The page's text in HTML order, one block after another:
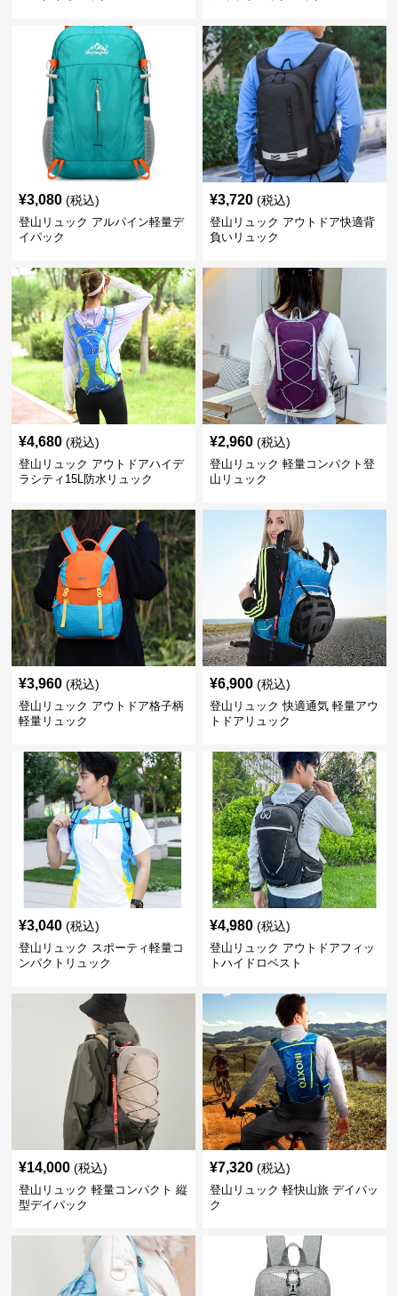
¥3,080 (税込)
登山リュック アルパイン軽量デ
イパック
¥3,720 (税込)
登山リュック アウトドア快適背
負いリュック
¥4,680 (税込)
登山リュック アウトドアハイデ
ラシティ15L防水リュック
¥2,960 (税込)
登山リュック 軽量コンパクト登
山リュック
¥3,960 (税込)
登山リュック アウトドア格子柄
軽量リュック
¥6,900 (税込)
登山リュック 快適通気 軽量アウ
トドアリュック
¥3,040 (税込)
登山リュック スポーティ軽量コ
ンパクトリュック
¥4,980 (税込)
登山リュック アウトドアフィッ
トハイドロベスト
¥14,000 (税込)
登山リュック 軽量コンパクト 縦
型デイパック
¥7,320 (税込)
登山リュック 軽快山旅 デイパッ
ク